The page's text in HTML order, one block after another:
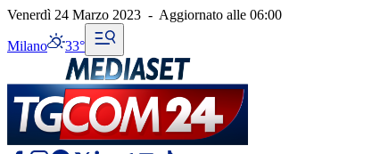
Venerdì 24 Marzo 2023 - Aggiornato alle 06:00
Milano 33°